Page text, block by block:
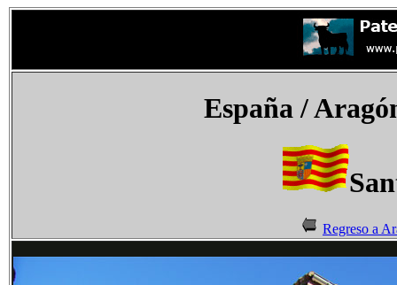
España/
Regreso a